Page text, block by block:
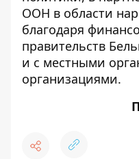
ООН в области
благодаря
правительств
и с местными
организациями.